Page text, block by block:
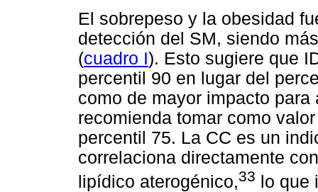
El sobrepeso y la obesidad
detección del SM, siendo
(cuadro I). Esto sugiere que
percentil 90 en lugar del
como de mayor impacto
recomienda tomar como
percentil 75. La CC es un
correlaciona directamente
lipídico aterogénico,33 lo que